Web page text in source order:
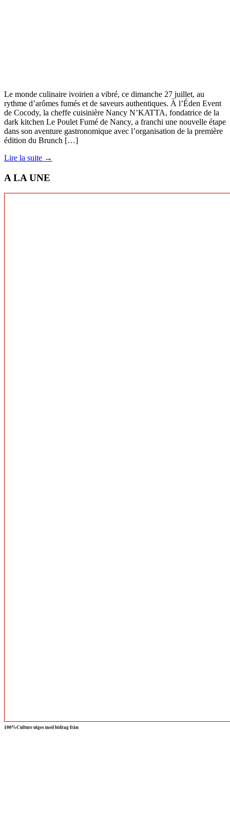
Le monde culinaire ivoirien a vibré, ce dimanche 27 juillet, au
rythme d’arômes fumés et de saveurs authentiques. À l’Éden Event
de Cocody, la cheffe cuisinière Nancy N’KATTA, fondatrice de la
dark kitchen Le Poulet Fumé de Nancy, a franchi une nouvelle étape
dans son aventure gastronomique avec l’organisation de la première
édition du Brunch […]
Lire la suite →
A LA UNE
100%Culture utges med bidrag från